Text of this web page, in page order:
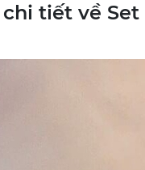
tiết về